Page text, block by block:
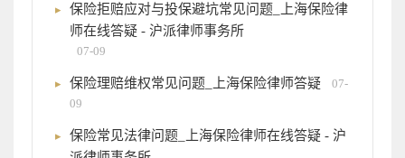
保险拒赔应对与投保避坑常见问题_上海保险律
师在线答疑 - 沪派律师事务所
07-09
保险理赔维权常见问题_上海保险律师答疑
07-
09
保险常见法律问题_上海保险律师在线答疑 - 沪